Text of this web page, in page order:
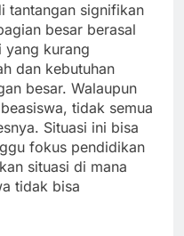
tantangan signifikan
besar berasal
yang kurang
dan kebutuhan
besar. Walaupun
tidak semua
Situasi ini bisa
fokus pendidikan
situasi di mana
tidak bisa